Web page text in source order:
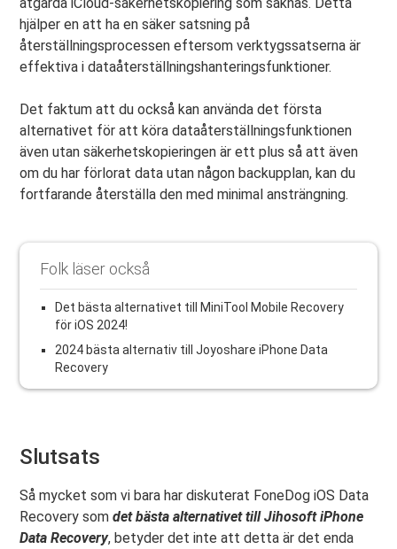
hjälper en att ha en säker satsning på
återställningsprocessen eftersom verktygssatserna är
effektiva i dataåterställningshanteringsfunktioner.
Det faktum att du också kan använda det första
alternativet för att köra dataåterställningsfunktionen
även utan säkerhetskopieringen är ett plus så att även
om du har förlorat data utan någon backupplan, kan du
fortfarande återställa den med minimal ansträngning.
Folk läser också
Det bästa alternativet till MiniTool Mobile Recovery
för iOS 2024!
2024 bästa alternativ till Joyoshare iPhone Data
Recovery
Slutsats
Så mycket som vi bara har diskuterat FoneDog iOS Data
Recovery somdet bästa alternativet till Jihosoft iPhone
Data Recovery, betyder det inte att detta är det enda